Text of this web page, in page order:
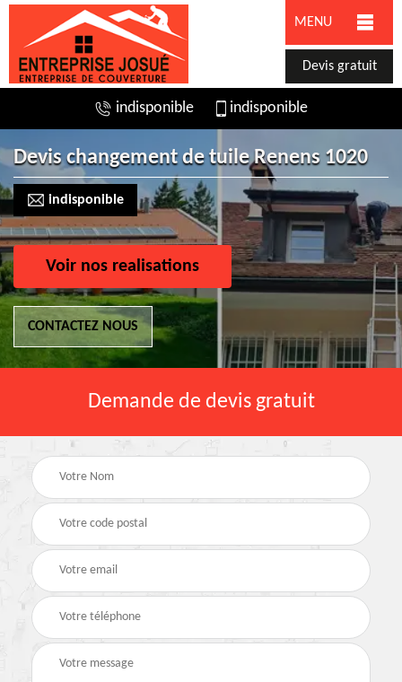
MENU
Devis gratuit
indisponible indisponible
Devis changement de tuile Renens 1020
indisponible
Voir nos realisations
CONTACTEZ NOUS
Demande de devis gratuit